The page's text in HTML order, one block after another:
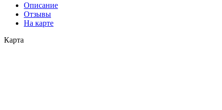
Описание
Отзывы
На карте
Карта